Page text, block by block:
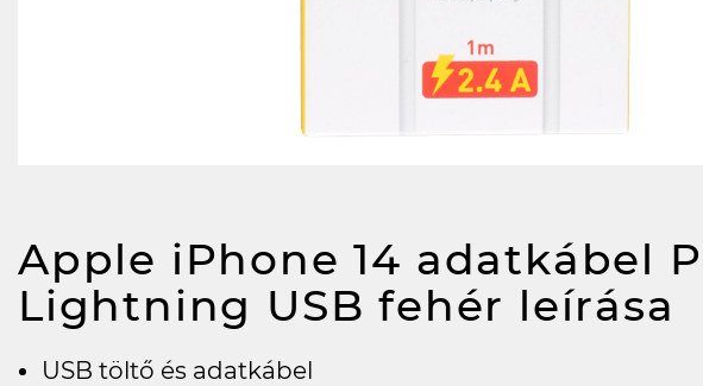
Apple iPhone 14 adatkábel
Lightning USB fehér leírása
USB töltő és adatkábel